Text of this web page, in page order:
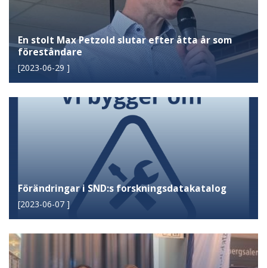
En stolt Max Petzold slutar efter åtta år som
föreståndare
[2023-06-29 ]
Förändringar i SND:s forskningsdatakatalog
[2023-06-07 ]